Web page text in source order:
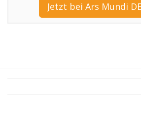
Jetzt bei Ars Mundi